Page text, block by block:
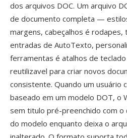
dos arquivos DOC. Um arquivo
de documento completa —
margens, cabeçalhos é
entradas de AutoTexto,
ferramentas é atalhos de
reutilizavel para criar novos
consistente. Quando um usuário
baseado em um modelo DOT, o
sem titulo pré-preenchido com o
do modelo enquanto deixa o